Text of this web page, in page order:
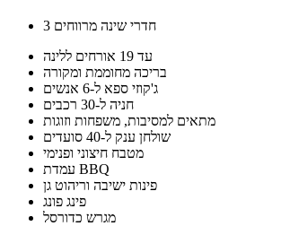
3 חדרי שינה מרווחים
עד 19 אורחים ללינה
בריכה מחוממת ומקורה
ג'קוזי ספא ל-6 אנשים
חניה ל-30 רכבים
מתאים למסיבות, משפחות וזוגות
שולחן ענק ל-40 סועדים
מטבח חיצוני ופנימי
עמדת BBQ
פינות ישיבה וריהוט גן
פינג פונג
מגרש כדורסל